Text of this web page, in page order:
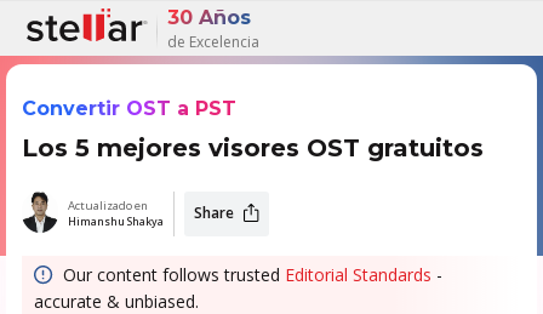
30 Años
de Excelencia
Convertir OST a PST
Los 5 mejores visores OST gratuitos
Actualizado en
Himanshu Shakya Share
Our content follows trusted Editorial Standards -
accurate & unbiased.